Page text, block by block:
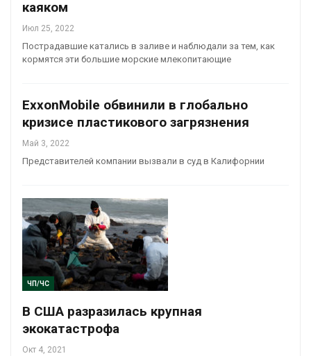
каяком
Июл 25, 2022
Пострадавшие катались в заливе и наблюдали за тем, как
кормятся эти большие морские млекопитающие
ExxonMobilе обвинили в глобально
кризисе пластикового загрязнения
Май 3, 2022
Представителей компании вызвали в суд в Калифорнии
ЧП/ЧС
В США разразилась крупная
экокатастрофа
Окт 4, 2021